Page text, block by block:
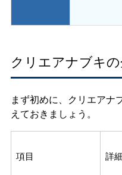
クリエアナブキ
まず初めに、クリエアナ
えておきましょう。
項目 詳細